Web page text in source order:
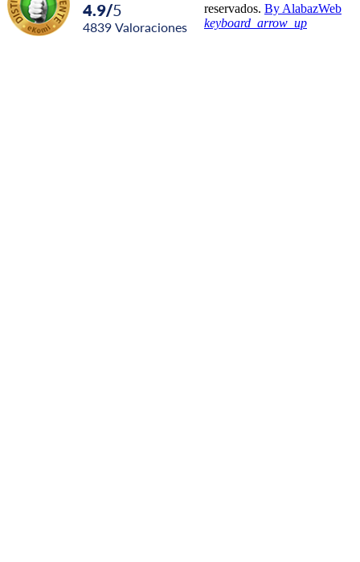
4.9/5
4839 Valoraciones
reservados. By AlabazWeb
keyboard_arrow_up